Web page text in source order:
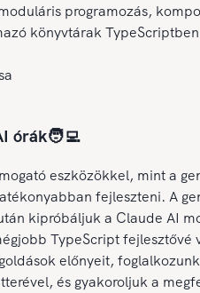
programozás,
könyvtárak TypeScriptben
órák🧑‍💻
eszközökkel, mint a
fejleszteni. A
kipróbáljuk a Claude AI
TypeScript fejlesztővé
előnyeit,
és gyakoroljuk a